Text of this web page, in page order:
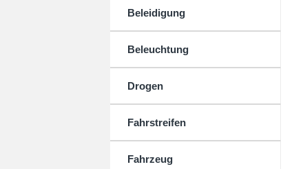
Beleidigung
Beleuchtung
Drogen
Fahrstreifen
Fahrzeug